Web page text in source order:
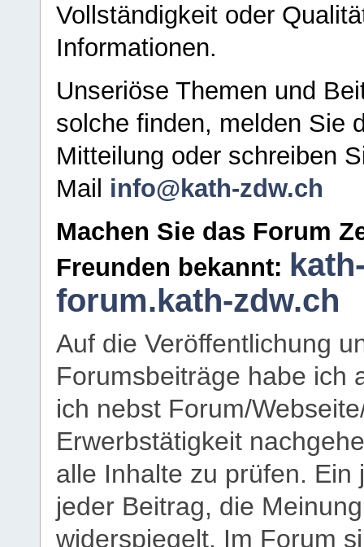
Vollständigkeit oder
Informationen.
Unseriöse Themen und
solche finden, melden Sie
Mitteilung oder schreiben
Mail info@kath-zdw.ch
Machen Sie das Forum
Freunden bekannt:
forum.kath-zdw.ch
Auf die Veröffentlichung
Forumsbeiträge habe ich
ich nebst Forum/
Erwerbstätigkeit
alle Inhalte zu prüfen.
jeder Beitrag, die
widerspiegelt. Im Forum